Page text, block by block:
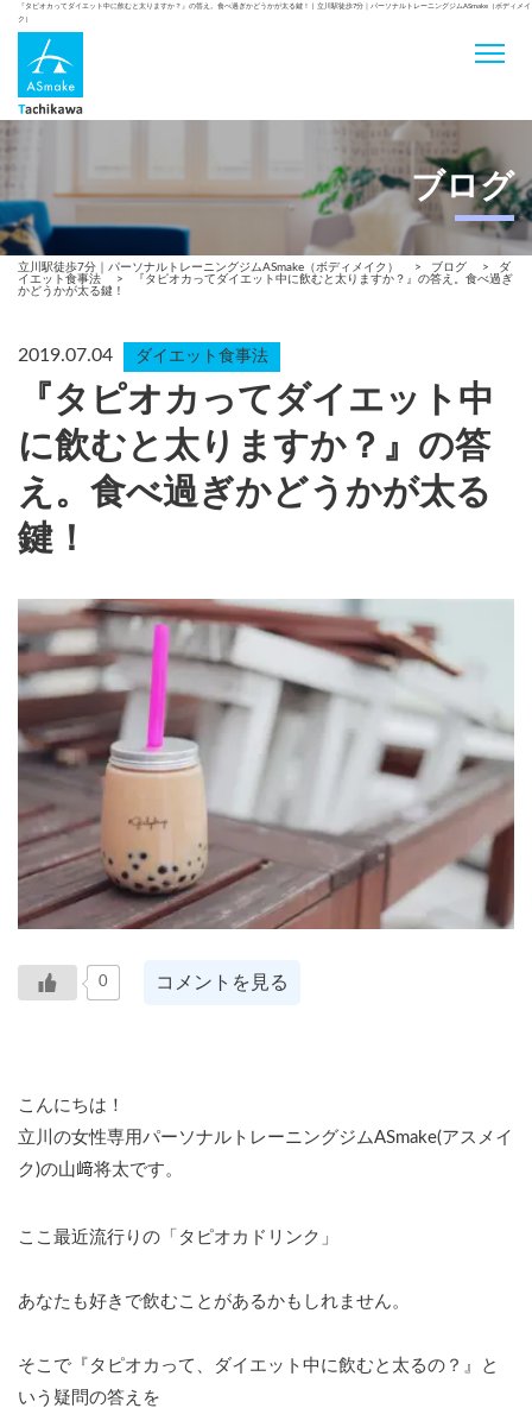
『タピオカってダイエット中に飲むと太りますか？』の答え。食べ過ぎかどうかが太る鍵！ | 立川駅徒歩7分｜パーソナルトレーニングジムASmake（ボディメイ
ク）
ブログ
立川駅徒歩7分｜パーソナルトレーニングジムASmake（ボディメイク） > ブログ >
ダ
イエット食事法
>
『タピオカってダイエット中に飲むと太りますか？』の答え。食べ過ぎ
かどうかが太る鍵！
2019.07.04 ダイエット食事法
『タピオカってダイエット中
に飲むと太りますか？』の答
え。食べ過ぎかどうかが太る
鍵！
0 コメントを見る
こんにちは！
立川の女性専用パーソナルトレーニングジムASmake(アスメイ
ク)の山﨑将太です。
ここ最近流行りの「タピオカドリンク」
あなたも好きで飲むことがあるかもしれません。
そこで『タピオカって、ダイエット中に飲むと太るの？』と
いう疑問の答えを